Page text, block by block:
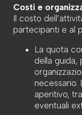
Costi e
Il costo
partecipanti e al
La quota
della guida,
necessario.
aperitivo,
eventuali